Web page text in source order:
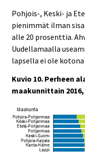
Pohjois-, Keski- ja
pienimmät ilman
alle 20 prosenttia.
Uudellamaalla
lapsella ei ole kotona
Kuvio 10. Perheen
maakunnittain 2016,